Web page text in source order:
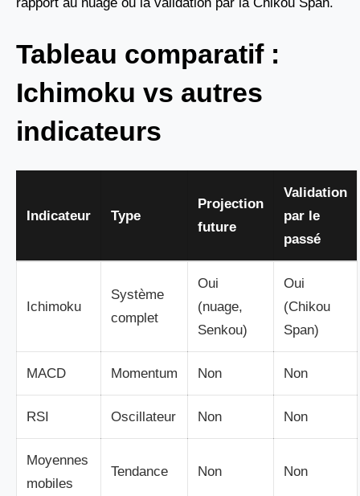
Tableau comparatif :
Ichimoku vs autres
indicateurs
Indicateur Type
Projection
future
Validation
par le
passé
Ichimoku
Système
complet
Oui
(nuage,
Senkou)
Oui
(Chikou
Span)
MACD Momentum Non Non
RSI Oscillateur Non Non
Moyennes
mobiles
Tendance Non Non